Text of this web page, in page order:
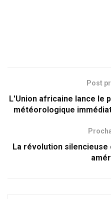
Post
L'Union africaine lance le
météorologique
La révolution silencieuse